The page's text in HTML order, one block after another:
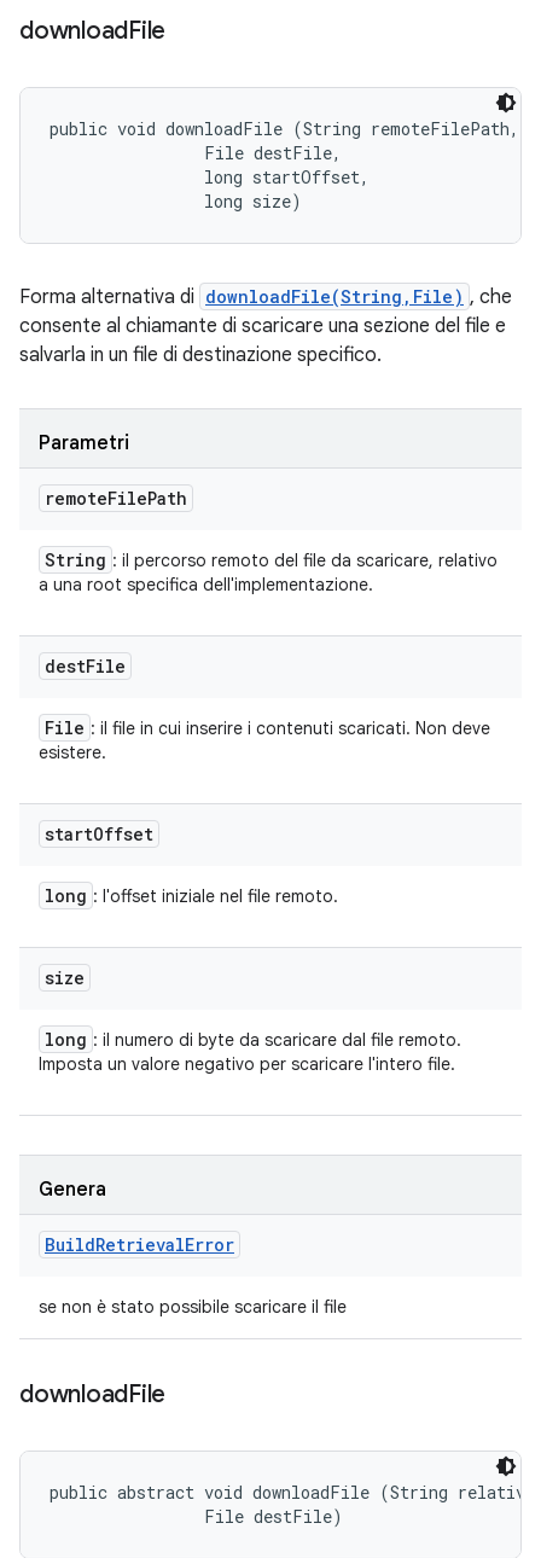
downloadFile
public void downloadFile (String remoteFilePath,
                File destFile,
                long startOffset,
                long size)
Forma alternativa di downloadFile(String,File) , che
consente al chiamante di scaricare una sezione del file e
salvarla in un file di destinazione specifico.
Parametri
remoteFilePath
String : il percorso remoto del file da scaricare, relativo
a una root specifica dell'implementazione.
destFile
File : il file in cui inserire i contenuti scaricati. Non deve
esistere.
startOffset
long : l'offset iniziale nel file remoto.
size
long : il numero di byte da scaricare dal file remoto.
Imposta un valore negativo per scaricare l'intero file.
Genera
BuildRetrievalError
se non è stato possibile scaricare il file
downloadFile
public abstract void downloadFile (String
                File destFile)